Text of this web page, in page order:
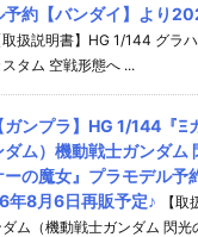
予約【バンダイ】より
取扱説明書】HG 1/144 グラ
スタム 空戦形態へ ...
ガンプラ】HG 1/144『
ダム）機動戦士ガンダム
ーの魔女』プラモデル予
年8月6日再販予定♪
【
ダム（機動戦士ガンダム 閃光